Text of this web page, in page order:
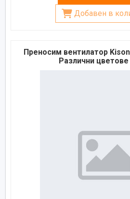
Добавен в
Преносим вентилатор
Различни цветове